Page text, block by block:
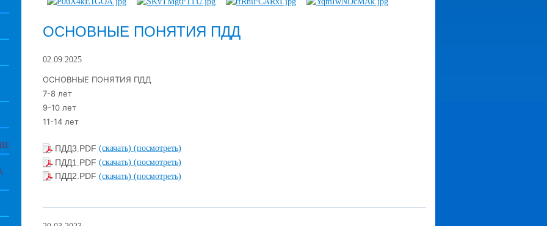
ОСНОВНЫЕ ПОНЯТИЯ ПДД
02.09.2025
ОСНОВНЫЕ ПОНЯТИЯ ПДД
7-8 лет
9-10 лет
11-14 лет
ПДД3.PDF (скачать) (посмотреть)
ПДД1.PDF (скачать) (посмотреть)
ПДД2.PDF (скачать) (посмотреть)